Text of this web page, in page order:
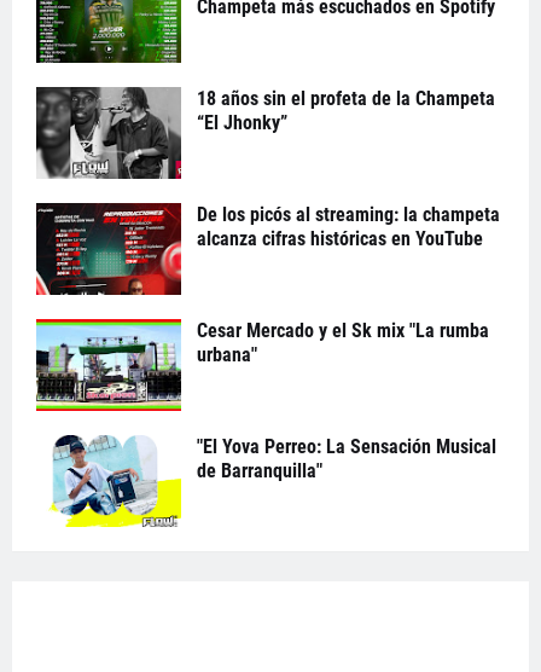
Champeta más escuchados en Spotify
18 años sin el profeta de la Champeta
“El Jhonky”
De los picós al streaming: la champeta
alcanza cifras históricas en YouTube
Cesar Mercado y el Sk mix "La rumba
urbana"
"El Yova Perreo: La Sensación Musical
de Barranquilla"